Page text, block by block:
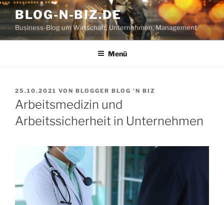
Zum
Inhalt
springen
BLOG-N-BIZ.DE
Business-Blog um Wirtschaft, Unternehmen, Management
Menü
VERÖFFENTLICHT
AM
25.10.2021 VON BLOGGER BLOG 'N BIZ
Arbeitsmedizin und
Arbeitssicherheit in Unternehmen